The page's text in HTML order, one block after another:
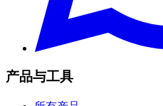
产品与工具